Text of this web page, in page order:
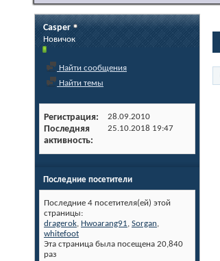
Casper
Новичок
Найти сообщения
Найти темы
Регистрация 28.09.2010
Последняя
активность
25.10.2018 19:47
Последние посетители
Последние 4 посетителя(ей) этой
страницы:
dragerok, Hwoarang91, Sorgan,
whitefoot
Эта страница была посещена 20,840
раз